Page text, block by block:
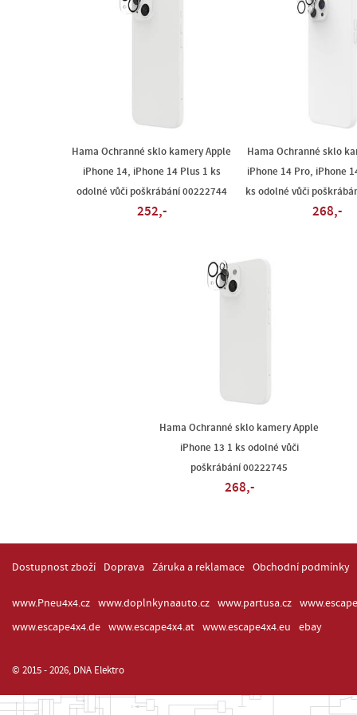
Hama Ochranné sklo kamery Apple
iPhone 14, iPhone 14 Plus 1 ks
odolné vůči poškrábání 00222744
252,-
Hama Ochranné sklo
iPhone 14 Pro, iPhone
ks odolné vůči
268,-
Hama Ochranné sklo kamery Apple
iPhone 13 1 ks odolné vůči
poškrábání 00222745
268,-
Dostupnost zboží Doprava Záruka a reklamace Obchodní podmínky
www.Pneu4x4.cz www.doplnkynaauto.cz www.partusa.cz
www.escape4x4.de
www.escape4x4.at www.escape4x4.eu ebay
© 2015 - 2026, DNA Elektro